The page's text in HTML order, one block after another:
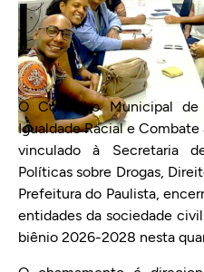
O Conselho Municipal
Igualdade Racial e Combate
vinculado à Secretaria
Políticas sobre Drogas,
Prefeitura do Paulista,
entidades da sociedade
biênio 2026-2028 nesta